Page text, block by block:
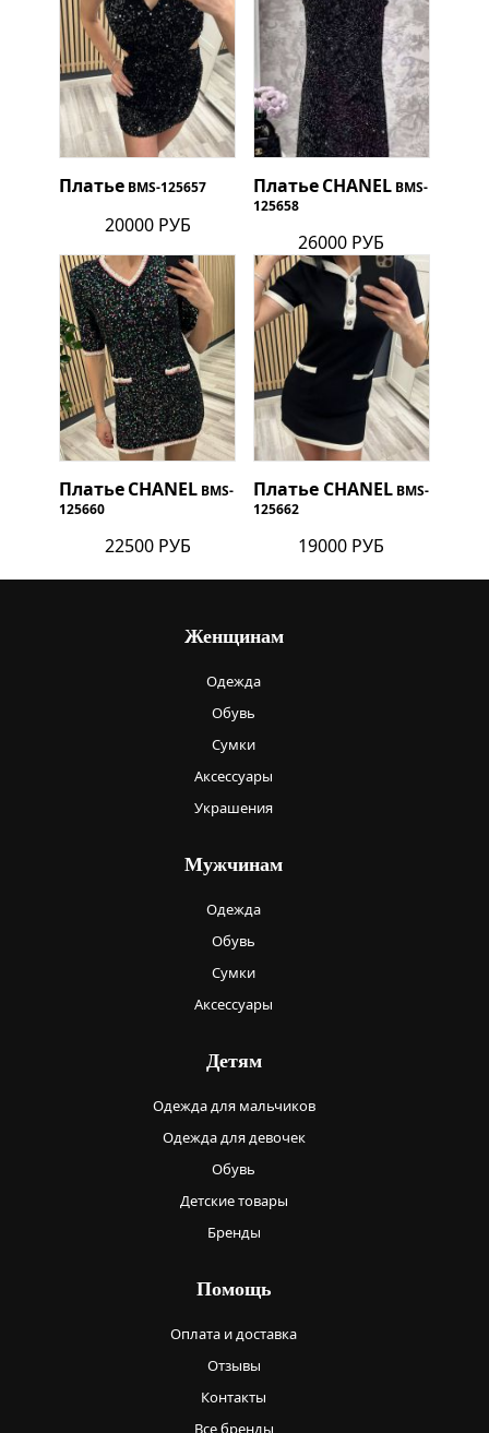
Платье BMS-125657
20000 РУБ
Платье CHANEL BMS-
125658
26000 РУБ
ПлатьеCHANEL BMS-
125660
22500 РУБ
Платье CHANEL BMS-
125662
19000 РУБ
Женщинам
Одежда
Обувь
Сумки
Аксессуары
Украшения
Мужчинам
Одежда
Обувь
Сумки
Аксессуары
Детям
Одежда для мальчиков
Одежда для девочек
Обувь
Детские товары
Бренды
Помощь
Оплата и доставка
Отзывы
Контакты